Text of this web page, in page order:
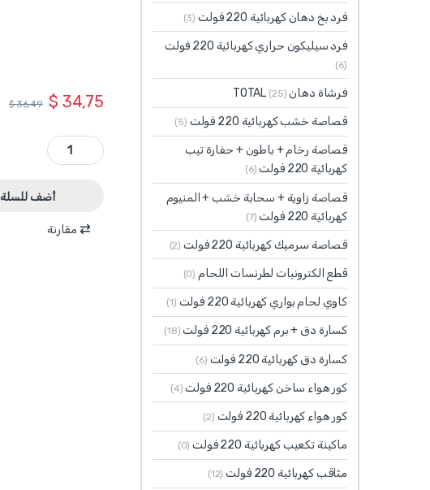
$ 34,75
$36,49
WMR15141 - قصاصة رخام 1400 واط ديسك 110 مم فتحة 20 مم قطع زاوي 45 درجة WADFOW quantity
أضف للسلة
مقارنة
فرد بخ دهان كهربائية 220 فولت (3)
فرد سيليكون حراري كهربائية 220 فولت
(6)
فرشاة دهان TOTAL (25)
قصاصة خشب كهربائية 220 فولت (5)
قصاصة رخام + باطون + حفارة تيب
كهربائية 220 فولت
(6)
قصاصة زاوية + سحابة خشب + المنيوم
كهربائية 220 فولت
(7)
قصاصة سرميك كهربائية 220 فولت (2)
قطع الكترونيات لطرنسات اللحام (0)
كاوي لحام بواري كهربائية 220 فولت (1)
كسارة دق + برم كهربائية 220 فولت (18)
كسارة دق كهربائية 220 فولت (6)
كور هواء ساخن كهربائية 220 فولت (4)
كور هواء كهربائية 220 فولت (2)
ماكينة تكعيب كهربائية 220 فولت (0)
مثاقب كهربائية 220 فولت (12)